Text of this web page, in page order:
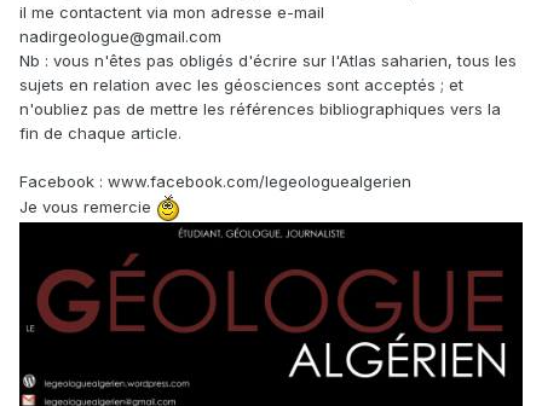
il me contactent via mon adresse e-mail
nadirgeologue@gmail.com
Nb : vous n'êtes pas obligés d'écrire sur l'Atlas saharien, tous les
sujets en relation avec les géosciences sont acceptés ; et
n'oubliez pas de mettre les références bibliographiques vers la
fin de chaque article.
Facebook : www.facebook.com/legeologuealgerien
Je vous remercie